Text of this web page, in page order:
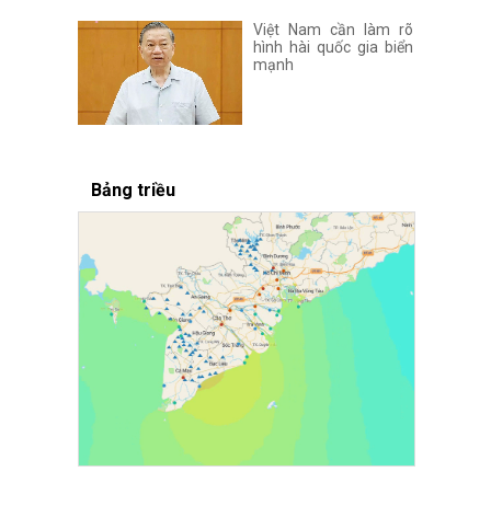
Việt Nam cần làm rõ
hình hài quốc gia biển
mạnh
Bảng triều